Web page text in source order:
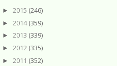
► 2015 (246)
► 2014(359)
► 2013 (339)
► 2012 (335)
► 2011 (352)